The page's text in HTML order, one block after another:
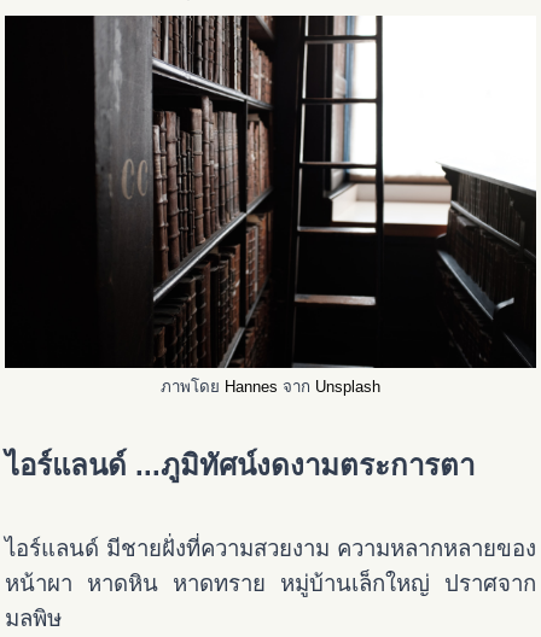
ภาพโดย Hannes จาก Unsplash
ไอร์แลนด์ ...ภูมิทัศน์งดงามตระการตา
ไอร์แลนด์ มีชายฝั่งที่ความสวยงาม ความหลากหลายของ
หน้าผา หาดหิน หาดทราย หมู่บ้านเล็กใหญ่ ปราศจาก
มลพิษ